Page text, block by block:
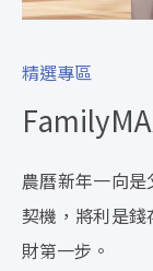
精選專區
農曆新年一向
契機，將利是
財第一步。